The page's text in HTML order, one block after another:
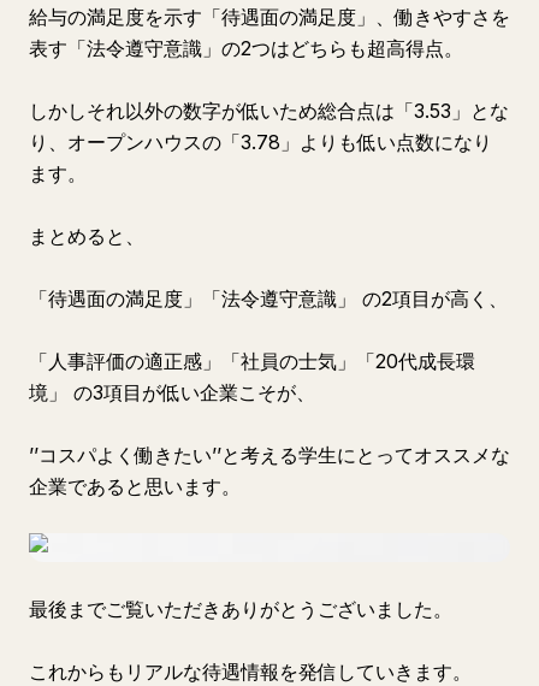
給与の満足度を示す「待遇面の満足度」、働きやすさを
表す「法令遵守意識」の2つはどちらも超高得点。
しかしそれ以外の数字が低いため総合点は「3.53」とな
り、オープンハウスの「3.78」よりも低い点数になり
ます。
まとめると、
「待遇面の満足度」「法令遵守意識」 の2項目が高く、
「人事評価の適正感」「社員の士気」「20代成長環
境」 の3項目が低い企業こそが、
’’コスパよく働きたい’’と考える学生にとってオススメな
企業であると思います。
最後までご覧いただきありがとうございました。
これからもリアルな待遇情報を発信していきます。